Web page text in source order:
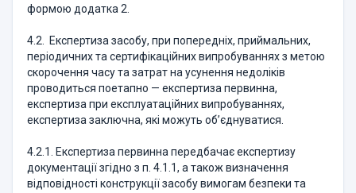
формою додатка 2.
4.2. Експертиза засобу, при попередніх, приймальних,
періодичних та сертифікаційних випробуваннях з метою
скорочення часу та затрат на усунення недоліків
проводиться поетапно — експертиза первинна,
експертиза при експлуатаційних випробуваннях,
експертиза заключна, які можуть об’єднуватися.
4.2.1. Експертиза первинна передбачає експертизу
документації згідно з п. 4.1.1, а також визначення
відповідності конструкції засобу вимогам безпеки та